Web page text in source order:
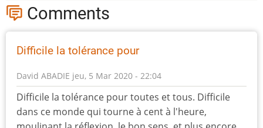
Comments
Difficile la tolérance pour
David ABADIE jeu, 5 Mar 2020 - 22:04
Difficile la tolérance pour toutes et tous. Difficile
dans ce monde qui tourne à cent à l'heure,